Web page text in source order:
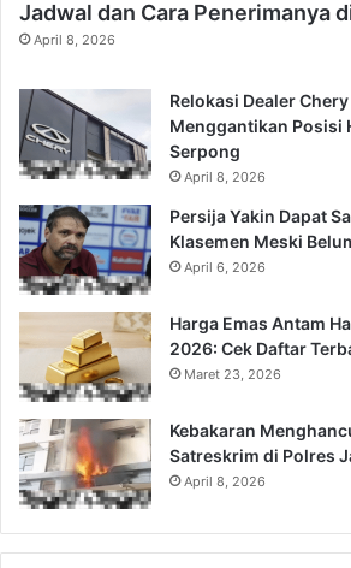
Jadwal dan Cara Penerimanya
April 8, 2026
Relokasi Dealer
Menggantikan Posisi
Serpong
April 8, 2026
Persija Yakin Dapat
Klasemen Meski
April 6, 2026
Harga Emas Antam
2026: Cek Daftar
Maret 23, 2026
Kebakaran
Satreskrim di Polres
April 8, 2026